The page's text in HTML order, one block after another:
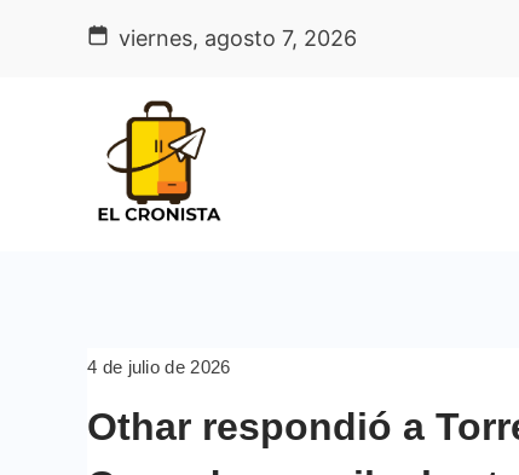
viernes, agosto 7, 2026
4 de julio de 2026
Othar respondió a